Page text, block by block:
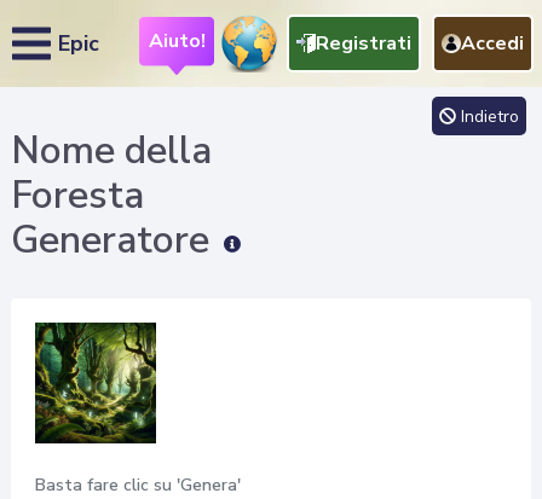
Epic Aiuto! Registrati Accedi
Nome della
Foresta
Generatore
Indietro
Basta fare clic su 'Genera'